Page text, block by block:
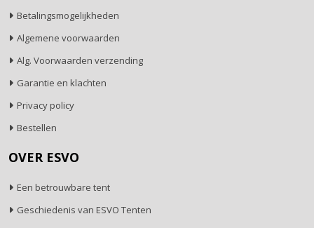
Betalingsmogelijkheden
Algemene voorwaarden
Alg. Voorwaarden verzending
Garantie en klachten
Privacy policy
Bestellen
OVER ESVO
Een betrouwbare tent
Geschiedenis van ESVO Tenten